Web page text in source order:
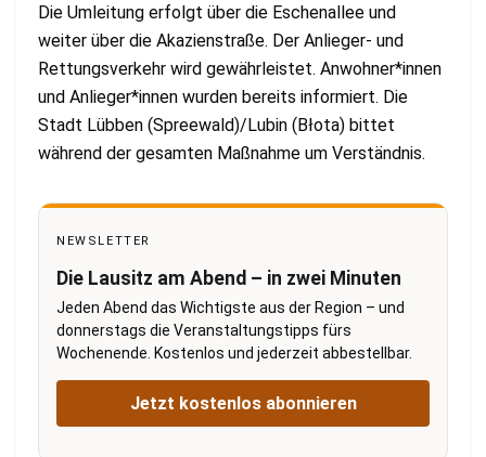
Die Umleitung erfolgt über die Eschenallee und
weiter über die Akazienstraße. Der Anlieger- und
Rettungsverkehr wird gewährleistet. Anwohner*innen
und Anlieger*innen wurden bereits informiert. Die
Stadt Lübben (Spreewald)/Lubin (Błota) bittet
während der gesamten Maßnahme um Verständnis.
NEWSLETTER
Die Lausitz am Abend – in zwei Minuten
Jeden Abend das Wichtigste aus der Region – und
donnerstags die Veranstaltungstipps fürs
Wochenende. Kostenlos und jederzeit abbestellbar.
Jetzt kostenlos abonnieren